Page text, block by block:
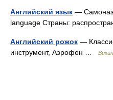
Английский язык —
language Страны:
Английский рожок —
инструмент, Аэрофон …